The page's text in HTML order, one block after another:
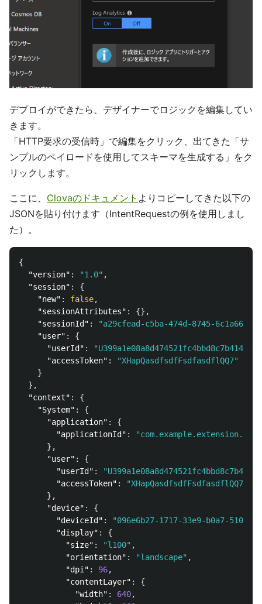
デプロイができたら、デザイナーでロジックを編集してい
きます。
「HTTP要求の受信時」で編集をクリック、出てきた「サ
ンプルのペイロードを使用してスキーマを生成する」をク
リックします。
ここに、 Clovaのドキュメント よりコピーしてきた以下の
JSONを貼り付けます（IntentRequestの例を使用しまし
た）。
{
"version" : "1.0" ,
"session" :
{
"new" : false,
"sessionAttributes" :
{},
"sessionId" :
"a29cfead-c5ba-474d-8745-
"user" :
{
"userId" : "U399a1e08a8d474521fc4bbd8c7b4148f"
"accessToken" :
"XHapQasdfsdfFsdfasdflQQ7"
}
},
"context" :
{
"System" :
{
"application" :
{
"applicationId" :
},
"user" :
{
"userId" :
"accessToken" :
"XHapQasdfsdfFsdfasdflQQ7"
},
"device" :
{
"deviceId" :
"096e6b27-1717-33e9-b0a7-
"display" :
{
"size" : "l100" ,
"orientation" : "landscape" ,
"dpi" : 96,
"contentLayer" :
{
"width" : 640,